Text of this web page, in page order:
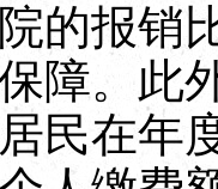
的报销
障。此
民在年